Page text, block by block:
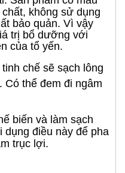
không sử dụng
bảo quản. Vì vậy
trị bổ dưỡng với
của tổ yến.
chế sẽ sạch lông
Có thể đem đi ngâm
biến và làm sạch
điều này để pha
trục lợi.